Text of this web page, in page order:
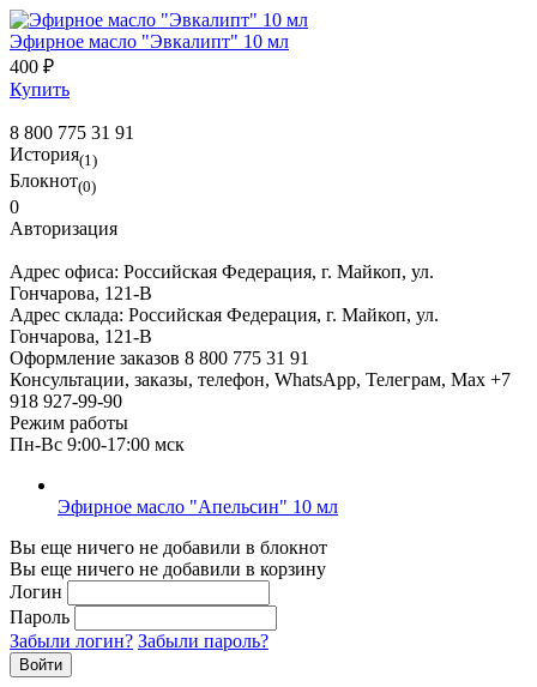
Эфирное масло "Эвкалипт" 10 мл
400 ₽
Купить
8 800 775 31 91
История(1)
Блокнот(0)
0
Авторизация
Адрес офиса: Российская Федерация, г. Майкоп, ул.
Гончарова, 121-В
Адрес склада: Российская Федерация, г. Майкоп, ул.
Гончарова, 121-В
Оформление заказов 8 800 775 31 91
Консультации, заказы, телефон, WhatsApp, Телеграм, Мах +7
918 927-99-90
Режим работы
Пн-Вс 9:00-17:00 мск
Эфирное масло "Апельсин" 10 мл
Вы еще ничего не добавили в блокнот
Вы еще ничего не добавили в корзину
Логин
Пароль
Забыли логин? Забыли пароль?